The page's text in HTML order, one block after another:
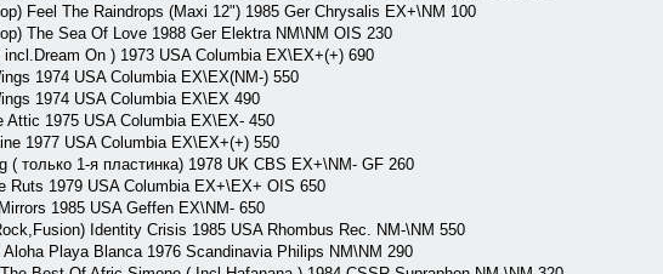
Feel The Raindrops (Maxi 12") 1985 Ger Chrysalis EX+\NM 100
The Sea Of Love 1988 Ger Elektra NM\NM OIS 230
On ) 1973 USA Columbia EX\EX+(+) 690
1974 USA Columbia EX\EX(NM-) 550
1974 USA Columbia EX\EX 490
Attic 1975 USA Columbia EX\EX- 450
1977 USA Columbia EX\EX+(+) 550
( только 1-я пластинка) 1978 UK CBS EX+\NM- GF 260
Ruts 1979 USA Columbia EX+\EX+ OIS 650
1985 USA Geffen EX\NM- 650
Identity Crisis 1985 USA Rhombus Rec. NM-\NM 550
Playa Blanca 1976 Scandinavia Philips NM\NM 290